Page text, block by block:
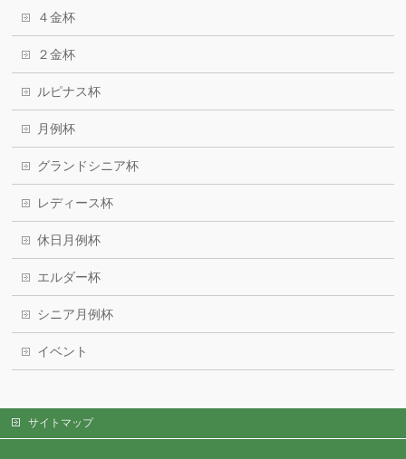
４金杯
２金杯
ルピナス杯
月例杯
グランドシニア杯
レディース杯
休日月例杯
エルダー杯
シニア月例杯
イベント
サイトマップ